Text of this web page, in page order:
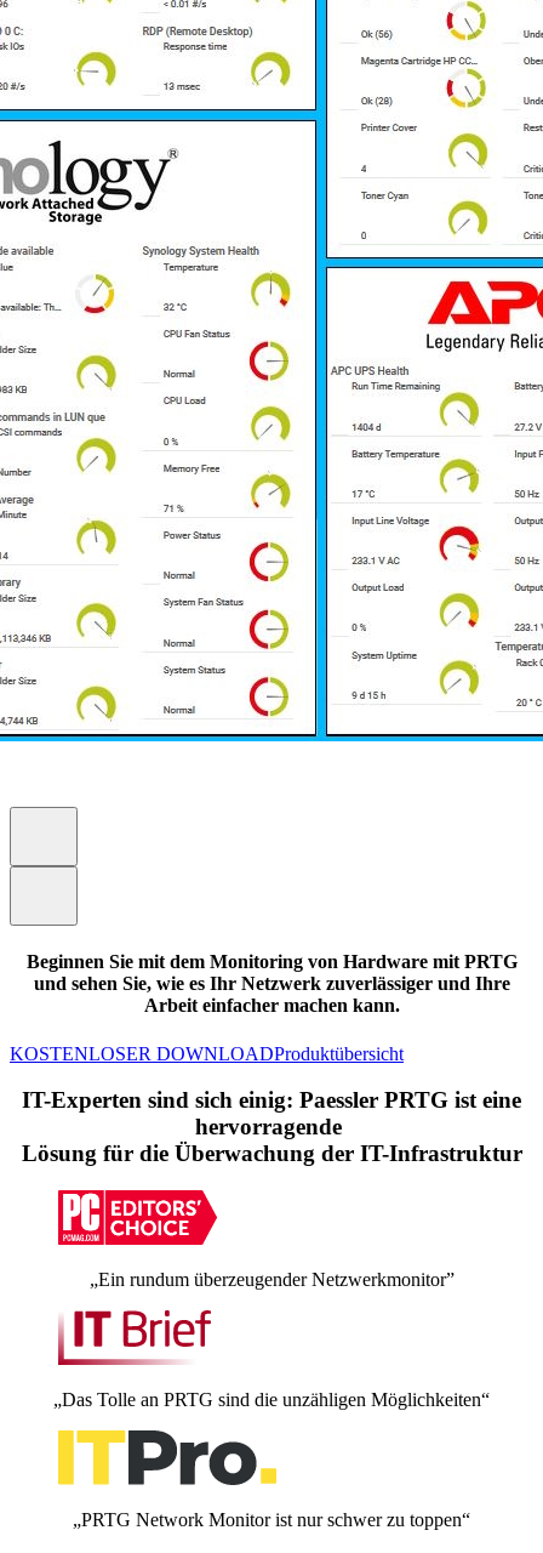
Beginnen Sie mit dem Monitoring von Hardware mit PRTG
und sehen Sie, wie es Ihr Netzwerk zuverlässiger und Ihre
Arbeit einfacher machen kann.
KOSTENLOSER DOWNLOADProduktübersicht
IT-Experten sind sich einig: Paessler PRTG ist eine
hervorragende
Lösung für die Überwachung der IT-Infrastruktur
„Ein rundum überzeugender Netzwerkmonitor”
„Das Tolle an PRTG sind die unzähligen Möglichkeiten“
„PRTG Network Monitor ist nur schwer zu toppen“